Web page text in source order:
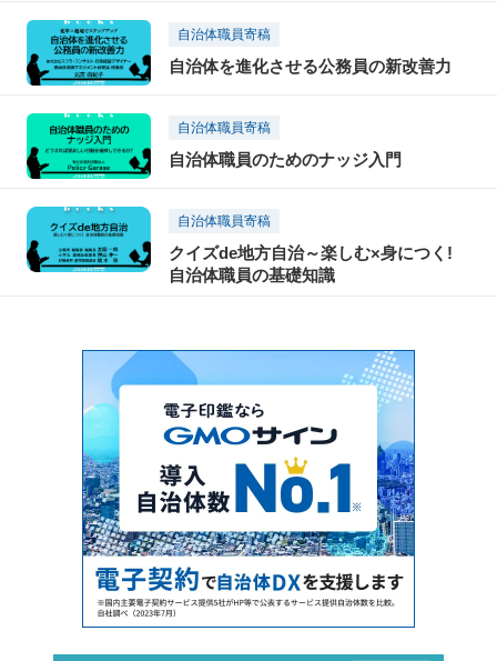
自治体職員寄稿
自治体を進化させる公務員の新改善力
自治体職員寄稿
自治体職員のためのナッジ入門
自治体職員寄稿
クイズde地方自治～楽しむ×身につく!
自治体職員の基礎知識